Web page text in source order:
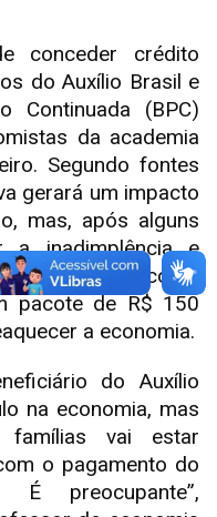
conceder crédito
do Auxílio Brasil e
Continuada (BPC)
da academia
Segundo fontes
gerará um impacto
mas, após alguns
a inadimplência e
medida, vista como
pacote de R$ 150
a economia.
do Auxílio
na economia, mas
vai estar
o pagamento do
É preocupante”,